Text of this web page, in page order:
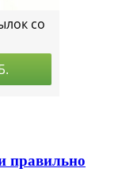
правильно